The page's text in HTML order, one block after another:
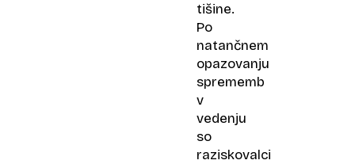
tišine.
Po
natančnem
opazovanju
sprememb
v
vedenju
so
raziskovalci